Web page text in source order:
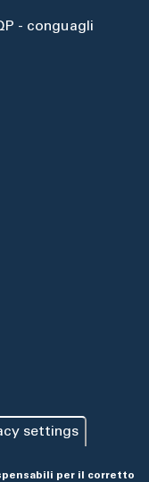
- conguagli
settings
per il corretto